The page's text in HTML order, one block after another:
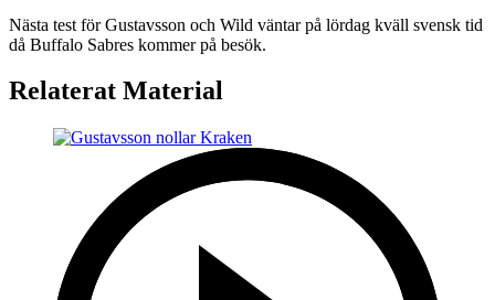
Nästa test för Gustavsson och Wild väntar på lördag kväll svensk tid
då Buffalo Sabres kommer på besök.
Relaterat Material